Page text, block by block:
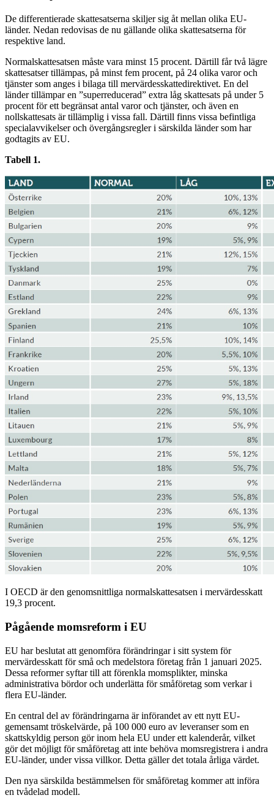
De differentierade skattesatserna skiljer sig åt mellan olika EU-
länder. Nedan redovisas de nu gällande olika skattesatserna för
respektive land.
Normalskattesatsen måste vara minst 15 procent. Därtill får två lägre
skattesatser tillämpas, på minst fem procent, på 24 olika varor och
tjänster som anges i bilaga till mervärdesskattedirektivet. En del
länder tillämpar en ”superreducerad” extra låg skattesats på under 5
procent för ett begränsat antal varor och tjänster, och även en
nollskattesats är tillämplig i vissa fall. Därtill finns vissa befintliga
specialavvikelser och övergångsregler i särskilda länder som har
godtagits av EU.
Tabell 1.
I OECD är den genomsnittliga normalskattesatsen i mervärdesskatt
19,3 procent.
Pågående momsreform i EU
EU har beslutat att genomföra förändringar i sitt system för
mervärdesskatt för små och medelstora företag från 1 januari 2025.
Dessa reformer syftar till att förenkla momsplikter, minska
administrativa bördor och underlätta för småföretag som verkar i
flera EU-länder.
En central del av förändringarna är införandet av ett nytt EU-
gemensamt tröskelvärde, på 100 000 euro av leveranser som en
skattskyldig person gör inom hela EU under ett kalenderår, vilket
gör det möjligt för småföretag att inte behöva momsregistrera i andra
EU-länder, under vissa villkor. Detta gäller det totala årliga värdet.
Den nya särskilda bestämmelsen för småföretag kommer att införa
en tvådelad modell.